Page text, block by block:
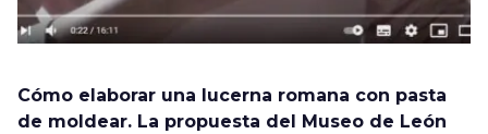
Cómo elaborar una lucerna romana con pasta
de moldear. La propuesta del Museo de León